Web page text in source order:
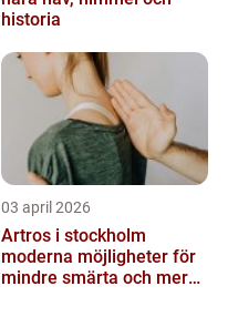
historia
03 april 2026
Artros i stockholm
moderna möjligheter för
mindre smärta och mer